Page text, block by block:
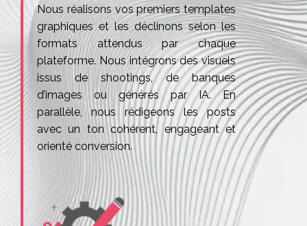
Nous réalisons vos premiers templates
graphiques et les déclinons selon les
formats attendus par chaque
plateforme. Nous intégrons des visuels
issus de shootings, de banques
d’images ou générés par IA. En
parallèle, nous rédigeons les posts
avec un ton cohérent, engageant et
orienté conversion.